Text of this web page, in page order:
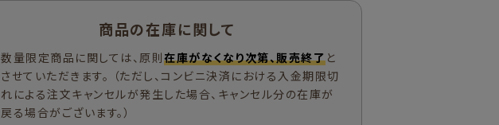
商品の在庫に関して
数量限定商品に関しては、原則在庫がなくなり次第、販売終了と
させていただきます。 （ただし、コンビニ決済における入金期限切
れによる注文キャンセルが発生した場合、キャンセル分の在庫が
戻る場合がございます。）